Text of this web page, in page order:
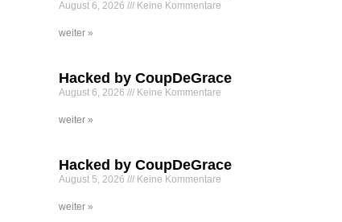
August 6, 2026 Keine Kommentare
weiter »
Hacked by CoupDeGrace
August 6, 2026 Keine Kommentare
weiter »
Hacked by CoupDeGrace
August 5, 2026 Keine Kommentare
weiter »